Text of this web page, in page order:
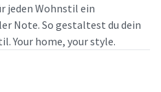
jeden Wohnstil ein
Note. So gestaltest du dein
Your home, your style.